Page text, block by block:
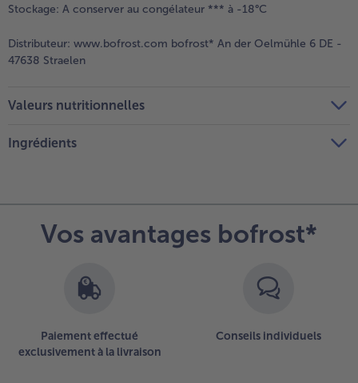
Stockage: A conserver au congélateur *** à -18°C
Distributeur: www.bofrost.com bofrost* An der Oelmühle 6 DE -
47638 Straelen
Valeurs nutritionnelles
Ingrédients
Vos avantages bofrost*
Paiement effectué
exclusivement à la livraison
Conseils individuels